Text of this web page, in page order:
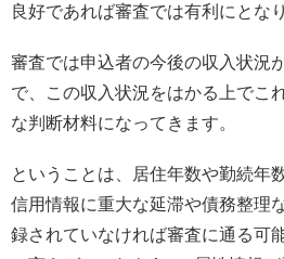
良好であれば審査では有利にとな
審査では申込者の今後の収入状況
で、この収入状況をはかる上でこ
な判断材料になってきます。
ということは、居住年数や勤続年
信用情報に重大な延滞や債務整理
録されていなければ審査に通る可